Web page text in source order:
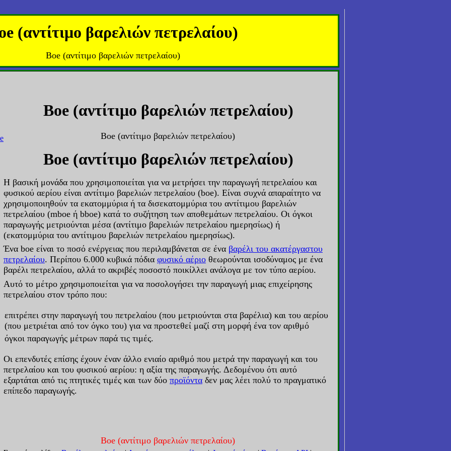
(αντίτιμο βαρελιών πετρελαίου)
Boe (αντίτιμο βαρελιών πετρελαίου)
Boe (αντίτιμο βαρελιών πετρελαίου)
Boe (αντίτιμο βαρελιών πετρελαίου)
Boe (αντίτιμο βαρελιών πετρελαίου)
Η βασική μονάδα που χρησιμοποιείται για να μετρήσει την παραγωγή πετρελαίου και
φυσικού αερίου είναι αντίτιμο βαρελιών πετρελαίου (boe). Είναι συχνά απαραίτητο να
χρησιμοποιηθούν τα εκατομμύρια ή τα δισεκατομμύρια του αντίτιμου βαρελιών
πετρελαίου (mboe ή bboe) κατά το συζήτηση των αποθεμάτων πετρελαίου. Οι όγκοι
παραγωγής μετριούνται μέσα (αντίτιμο βαρελιών πετρελαίου ημερησίως) ή
(εκατομμύρια του αντίτιμου βαρελιών πετρελαίου ημερησίως).
Ένα boe είναι το ποσό ενέργειας που περιλαμβάνεται σε ένα βαρέλι του ακατέργαστου
πετρελαίου. Περίπου 6.000 κυβικά πόδια φυσικό αέριο θεωρούνται ισοδύναμος με ένα
βαρέλι πετρελαίου, αλλά το ακριβές ποσοστό ποικίλλει ανάλογα με τον τύπο αερίου.
Αυτό το μέτρο χρησιμοποιείται για να ποσολογήσει την παραγωγή μιας επιχείρησης
πετρελαίου στον τρόπο που:
επιτρέπει στην παραγωγή του πετρελαίου (που μετριούνται στα βαρέλια) και του αερίου
(που μετριέται από τον όγκο του) για να προστεθεί μαζί στη μορφή ένα τον αριθμό
όγκοι παραγωγής μέτρων παρά τις τιμές.
Οι επενδυτές επίσης έχουν έναν άλλο ενιαίο αριθμό που μετρά την παραγωγή και του
πετρελαίου και του φυσικού αερίου: η αξία της παραγωγής. Δεδομένου ότι αυτό
εξαρτάται από τις πτητικές τιμές και των δύο προϊόντα δεν μας λέει πολύ το πραγματικό
επίπεδο παραγωγής.
Boe (αντίτιμο βαρελιών πετρελαίου)